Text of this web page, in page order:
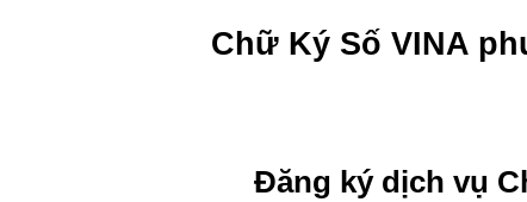
Chữ Ký Số VINA
Đăng ký dịch vụ